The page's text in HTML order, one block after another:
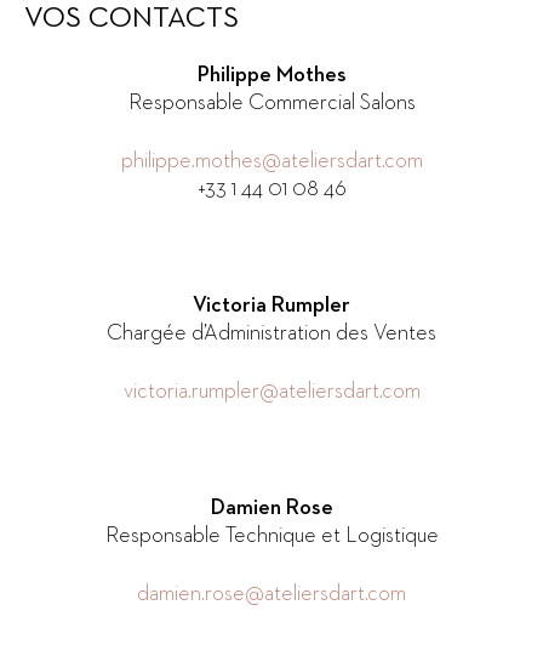
VOS CONTACTS
Philippe Mothes
Responsable Commercial Salons
philippe.mothes@ateliersdart.com
+33 1 44 01 08 46
Victoria Rumpler
Chargée d’Administration des Ventes
victoria.rumpler@ateliersdart.com
Damien Rose
Responsable Technique et Logistique
damien.rose@ateliersdart.com